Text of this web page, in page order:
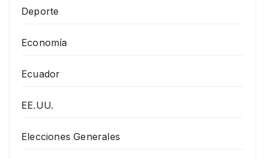
Deporte
Economía
Ecuador
EE.UU.
Elecciones Generales